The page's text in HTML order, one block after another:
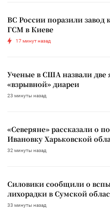
ВС России поразили завод
ГСМ в Киеве
17 минут назад
Ученые в США назвали две
«взрывной» диареи
23 минуты назад
«Северяне» рассказали о
Ивановку Харьковской
32 минуты назад
Силовики сообщили о
лихорадки в Сумской
33 минуты назад